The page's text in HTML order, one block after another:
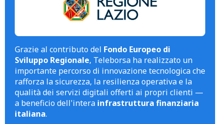
Grazie al contributo del Fondo Europeo di
Sviluppo Regionale, Teleborsa ha realizzato un
importante percorso di innovazione tecnologica che
rafforza la sicurezza, la resilienza operativa e la
qualità dei servizi digitali offerti ai propri clienti —
a beneficio dell'intera infrastruttura finanziaria
italiana.